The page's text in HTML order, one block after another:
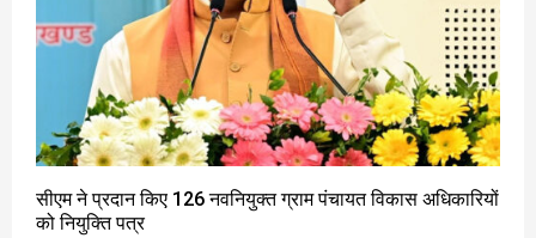
सीएम ने प्रदान किए 126 नवनियुक्त ग्राम पंचायत विकास अधिकारियों
को नियुक्ति पत्र